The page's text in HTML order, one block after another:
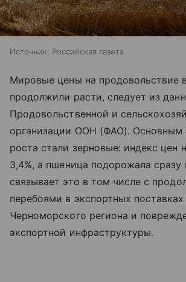
Источник: Российская газета
Мировые цены на продовольствие
продолжили расти, следует из
Продовольственной и
организации ООН (ФАО). Основным
роста стали зерновые: индекс цен
3,4%, а пшеница подорожала сразу
связывает это в том числе с
перебоями в экспортных поставках
Черноморского региона и
экспортной инфраструктуры.